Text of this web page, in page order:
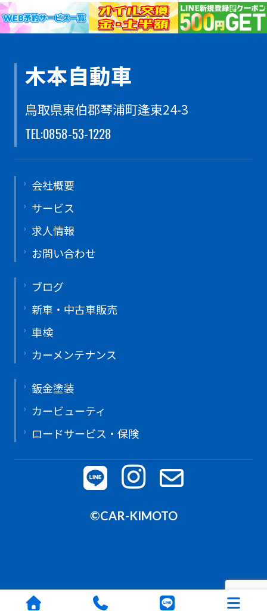
木本自動車
鳥取県東伯郡琴浦町逢束24-3
TEL:0858-53-1228
会社概要
サービス
求人情報
お問い合わせ
ブログ
新車・中古車販売
車検
カーメンテナンス
鈑金塗装
カービューティ
ロードサービス・保険
©CAR-KIMOTO